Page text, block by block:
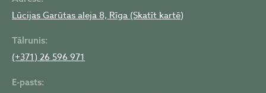
Lūcijas Garūtas aleja 8, Rīga (Skatīt kartē)
Tālrunis:
(+371) 26 596 971
E-pasts: